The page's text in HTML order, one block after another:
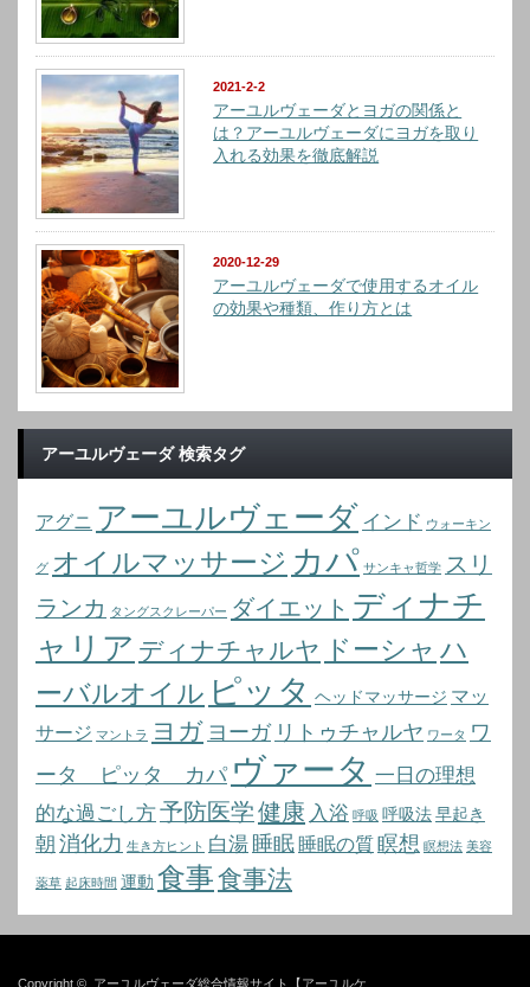
2021-2-2
アーユルヴェーダとヨガの関係と
は？アーユルヴェーダにヨガを取り
入れる効果を徹底解説
2020-12-29
アーユルヴェーダで使用するオイル
の効果や種類、作り方とは
アーユルヴェーダ 検索タグ
アグニ アーユルヴェーダ インド ウォーキン
グ オイルマッサージ カパ サンキャ哲学 スリ
ランカ タングスクレーパー ダイエット ディナチ
ャリア ディナチャルヤ ドーシャ ハ
ーバルオイル ピッタ ヘッドマッサージ マッ
サージ マントラ ヨガ ヨーガ リトゥチャルヤ ワータ ワ
ータ ピッタ カパ ヴァータ 一日の理想
的な過ごし方予防医学健康 入浴 呼吸 呼吸法 早起き
朝 消化力 生き方ヒント 白湯 睡眠 睡眠の質瞑想 瞑想法 美容
薬草 起床時間 運動 食事食事法
Copyright © アーユルヴェーダ総合情報サイト【アーユルケ